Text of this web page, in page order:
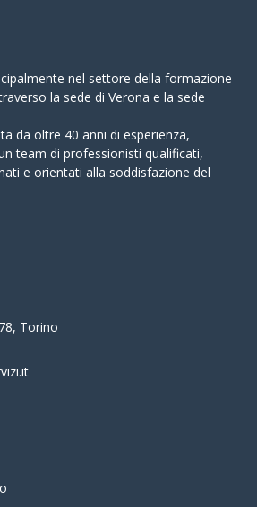
nel settore della formazione
la sede di Verona e la sede
da oltre 40 anni di esperienza,
team di professionisti qualificati,
e orientati alla soddisfazione del
Torino